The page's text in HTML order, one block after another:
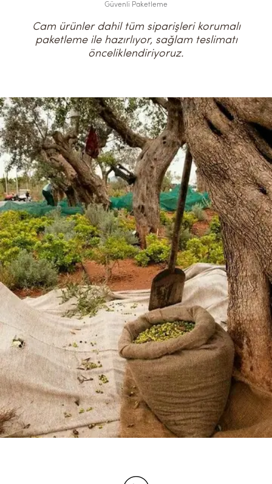
Güvenli Paketleme
Cam ürünler dahil tüm siparişleri korumalı
paketleme ile hazırlıyor, sağlam teslimatı
önceliklendiriyoruz.